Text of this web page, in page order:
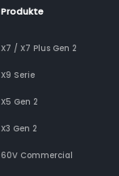
Produkte
X7 / X7 Plus Gen 2
X9 Serie
X5 Gen 2
X3 Gen 2
60V Commercial